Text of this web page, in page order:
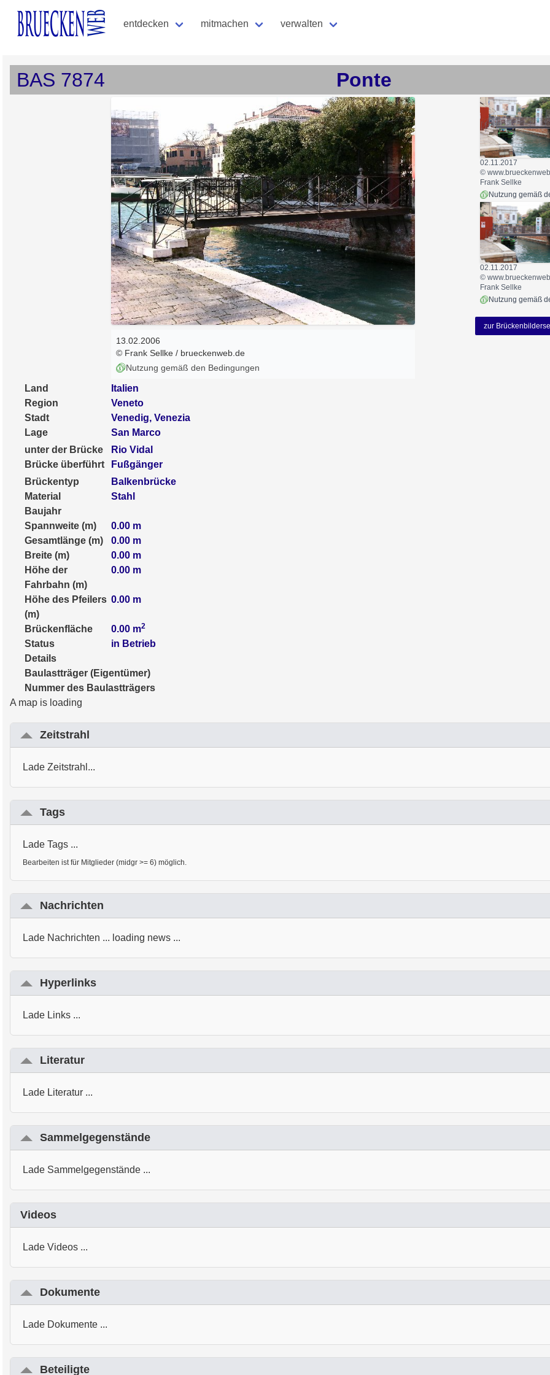
entdecken mitmachen verwalten
BAS 7874 Ponte
13.02.2006
© Frank Sellke / brueckenweb.de
Nutzung gemäß den Bedingungen
02.11.2017
©
Frank Sellke
02.11.2017
©
Frank Sellke
zur
Land
Italien
Region
Veneto
Stadt
Venedig, Venezia
Lage
San Marco
unter der Brücke
Rio Vidal
Brücke überführt
Fußgänger
Brückentyp
Balkenbrücke
Material
Stahl
Baujahr
Spannweite (m)
0.00 m
Gesamtlänge (m)
0.00 m
Breite (m)
0.00 m
Höhe der
Fahrbahn (m)
0.00 m
Höhe des Pfeilers
(m)
0.00 m
Brückenfläche 0.00 m2
Status
in Betrieb
Details
Baulastträger (Eigentümer)
Nummer des Baulastträgers
A map is loading
Zeitstrahl
Lade Zeitstrahl...
Tags
Lade Tags ...
Bearbeiten ist für Mitglieder (midgr >= 6) möglich.
Nachrichten
Lade Nachrichten ... loading news ...
Hyperlinks
Lade Links ...
Literatur
Lade Literatur ...
Sammelgegenstände
Lade Sammelgegenstände ...
Videos
Lade Videos ...
Dokumente
Lade Dokumente ...
Beteiligte